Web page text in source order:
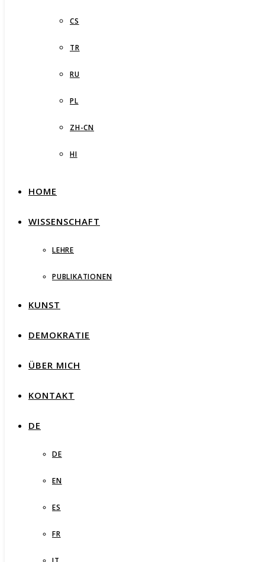
CS
TR
RU
PL
ZH-CN
HI
HOME
WISSENSCHAFT
LEHRE
PUBLIKATIONEN
KUNST
DEMOKRATIE
ÜBER MICH
KONTAKT
DE
DE
EN
ES
FR